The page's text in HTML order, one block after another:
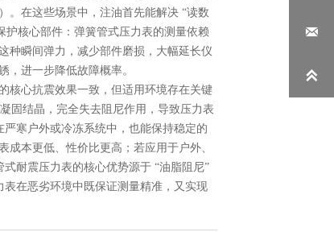
。在这些场景中，注油首先能解决 “读数
核心部件：弹簧管式压力表的测量依赖
种瞬间弹力，减少部件磨损，大幅延长仪
进一步降低故障概率。
核心抗震效果一致，但适用环境存在关键
固结晶，完全失去阻尼作用，导致压力表
寒户外或冷冻系统中，也能保持稳定的
本更低、性价比更高；若应用于户外、
耐震压力表的核心优势源于 “油脂阻尼”
在恶劣环境中既保证测量精准，又实现

